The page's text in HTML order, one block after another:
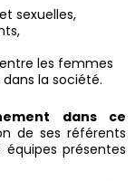
sexuelles,
les femmes
la société.
dans ce
de ses référents
présentes